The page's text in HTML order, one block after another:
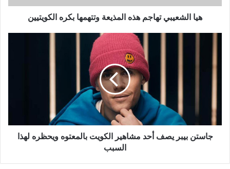
هيا الشعيبي تهاجم هذه المذيعة وتتهمها بكره الكويتيين
أحد
لهذا
السبب
جاستن بيبر يصف أحد مشاهير الكويت بالمعتوه ويحظره لهذا
السبب